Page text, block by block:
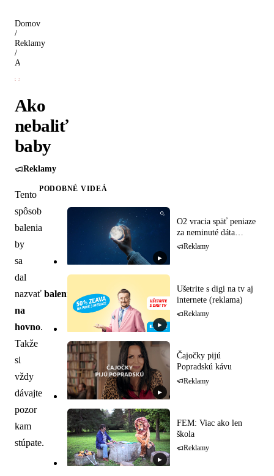
Domov
/
Reklamy
/
Ako
nebaliť
baby
Reklamy
Tento
spôsob
balenia
by
sa
dal
nazvať balenie
na
hovno.
Takže
si
vždy
dávajte
pozor
kam
stúpate.
PODOBNÉ VIDEÁ
▶
O2 vracia späť peniaze
za neminuté dáta
(reklama)
Reklamy
▶
Ušetrite s digi na tv aj
internete (reklama)
Reklamy
▶
Čajočky pijú
Popradskú kávu
Reklamy
▶
FEM: Viac ako len
škola
Reklamy